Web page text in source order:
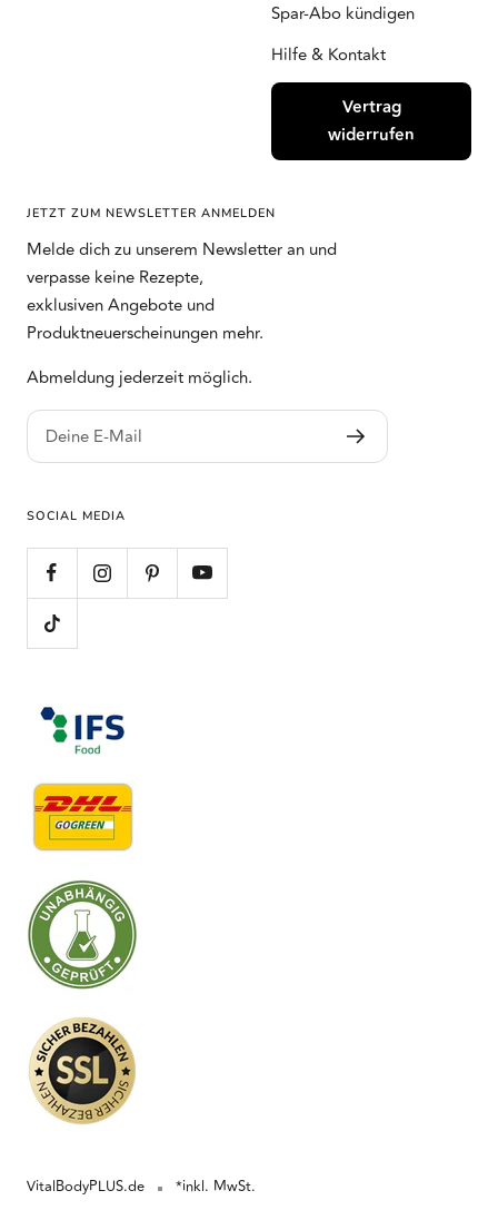
Spar-Abo kündigen
Hilfe & Kontakt
Vertrag
widerrufen
JETZT ZUM NEWSLETTER ANMELDEN
Melde dich zu unserem Newsletter an und
verpasse keine Rezepte,
exklusiven Angebote und
Produktneuerscheinungen mehr.
Abmeldung jederzeit möglich.
Deine E-Mail
SOCIAL MEDIA
VitalBodyPLUS.de *inkl. MwSt.